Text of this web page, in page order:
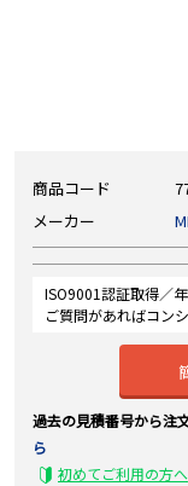
商品コード
メーカー
ISO9001認証取得／
ご質問があればコン
過去の見積番号から注
ら
初めてご利用の方へ